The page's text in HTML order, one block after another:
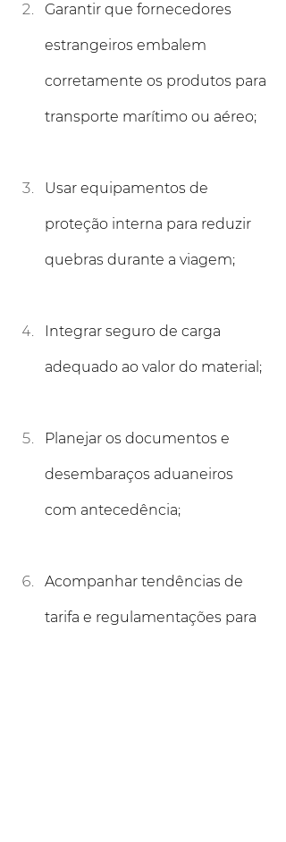
Garantir que fornecedores
estrangeiros embalem
corretamente os produtos para
transporte marítimo ou aéreo;
Usar equipamentos de
proteção interna para reduzir
quebras durante a viagem;
Integrar seguro de carga
adequado ao valor do material;
Planejar os documentos e
desembaraços aduaneiros
com antecedência;
Acompanhar tendências de
tarifa e regulamentações para